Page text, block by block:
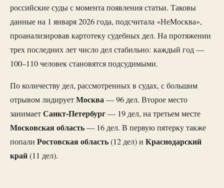
российские суды с момента появления статьи. Таковы
данные на 1 января 2026 года, подсчитала «НеМосква»,
проанализировав картотеку судебных дел. На протяжении
трех последних лет число дел стабильно: каждый год —
100–110 человек становятся подсудимыми.
По количеству дел, рассмотренных в судах, с большим
отрывом лидируетМосква— 96 дел. Второе место
занимаетСанкт-Петербург— 19 дел, на третьем месте
Московская область— 16 дел. В первую пятерку также
попали Ростовская область(12 дел) и Краснодарский
край(11 дел).